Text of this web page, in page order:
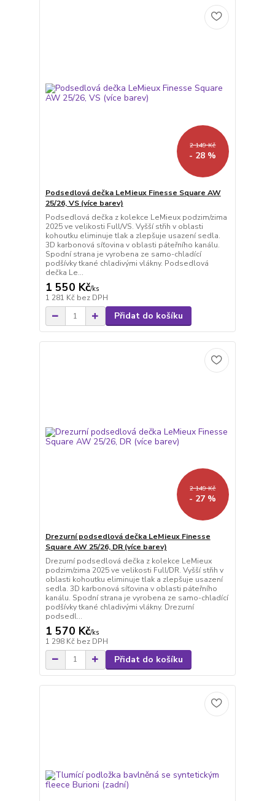
2 149 Kč
- 28 %
Podsedlová dečka LeMieux Finesse Square AW
25/26, VS (více barev)
Podsedlová dečka z kolekce LeMieux podzim/zima
2025 ve velikosti Full/VS. Vyšší střih v oblasti
kohoutku eliminuje tlak a zlepšuje usazení sedla.
3D karbonová síťovina v oblasti páteřního kanálu.
Spodní strana je vyrobena ze samo-chladící
podšívky tkané chladivými vlákny. Podsedlová
dečka Le...
1 550 Kč/ks
1 281 Kč bez DPH
Přidat do košíku
2 149 Kč
- 27 %
Drezurní podsedlová dečka LeMieux Finesse
Square AW 25/26, DR (více barev)
Drezurní podsedlová dečka z kolekce LeMieux
podzim/zima 2025 ve velikosti Full/DR. Vyšší střih v
oblasti kohoutku eliminuje tlak a zlepšuje usazení
sedla. 3D karbonová síťovina v oblasti páteřního
kanálu. Spodní strana je vyrobena ze samo-chladící
podšívky tkané chladivými vlákny. Drezurní
podsedl...
1 570 Kč/ks
1 298 Kč bez DPH
Přidat do košíku